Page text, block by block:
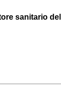
sanitario